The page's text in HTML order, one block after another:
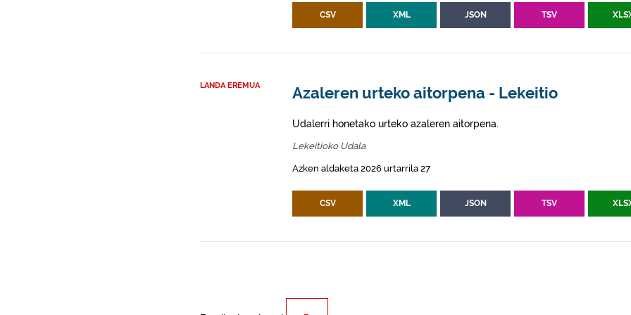
CSV XML JSON TSV
LANDA EREMUA Azaleren urteko aitorpena - Lekeitio
Udalerri honetako urteko azaleren aitorpena.
Lekeitioko Udala
Azken aldaketa 2026 urtarrila 27
CSV XML JSON TSV